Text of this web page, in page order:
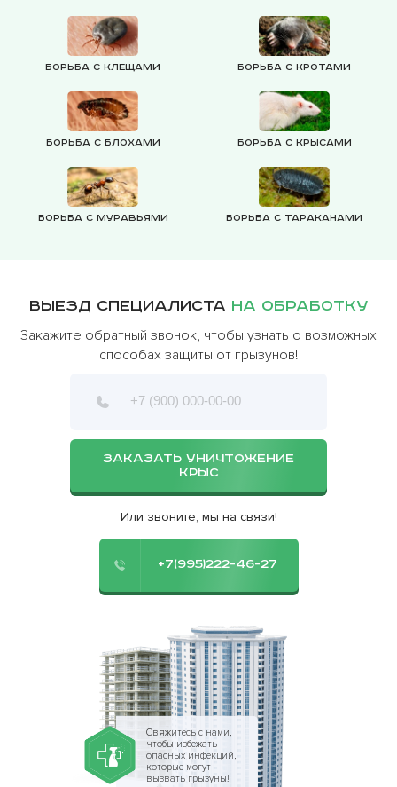
Борьба с клещами Борьба с кротами
Борьба с блохами Борьба с крысами
Борьба с муравьями Борьба с тараканами
Выезд специалиста на обработку
Закажите обратный звонок, чтобы узнать о возможных
способах защиты от грызунов!
ЗАКАЗАТЬ УНИЧТОЖЕНИЕ
КРЫС
Или звоните, мы на связи!
+7(995)222-46-27
Свяжитесь с нами,
чтобы избежать
опасных инфекций,
которые могут
вызвать грызуны!